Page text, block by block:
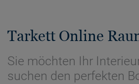
Tarkett Online
Sie möchten Ihr
suchen den perfekten